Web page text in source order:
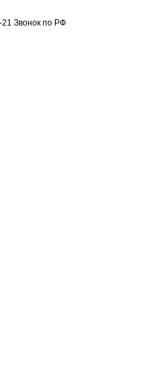
Звонок по РФ